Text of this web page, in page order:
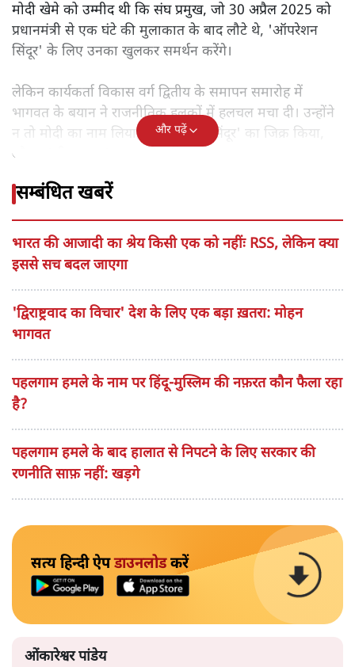
मोदी खेमे को उम्मीद थी कि संघ प्रमुख, जो 30 अप्रैल 2025 को
प्रधानमंत्री से एक घंटे की मुलाकात के बाद लौटे थे, 'ऑपरेशन
सिंदूर' के लिए उनका खुलकर समर्थन करेंगे।
लेकिन कार्यकर्ता विकास वर्ग द्वितीय के समापन समारोह में
भागवत के बयान ने राजनीतिक हलकों में हलचल मचा दी। उन्होंने
न तो मोदी का नाम लिया, न 'ऑपरेशन सिंदूर' का जिक्र किया,
और न 'सीज़फायर' का उल्लेख किया।
और पढ़ें
सम्बंधित खबरें
भारत की आजादी का श्रेय किसी एक को नहींः RSS, लेकिन क्या
इससे सच बदल जाएगा
'द्विराष्ट्रवाद का विचार' देश के लिए एक बड़ा ख़तरा: मोहन
भागवत
पहलगाम हमले के नाम पर हिंदू-मुस्लिम की नफ़रत कौन फैला रहा
है?
पहलगाम हमले के बाद हालात से निपटने के लिए सरकार की
रणनीति साफ़ नहीं: खड़गे
सत्य हिन्दी ऐपडाउनलोडकरें
ओंकारेश्वर पांडेय